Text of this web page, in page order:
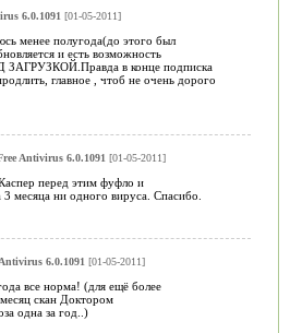
6.0.1091 [01-05-2011]
менее полугода(до этого был
и есть возможность
в конце подписка
главное , чтоб не очень дорого
Antivirus 6.0.1091 [01-05-2011]
перед этим фуфло и
месяца ни одного вируса. Спасибо.
6.0.1091 [01-05-2011]
все норма! (для ещё более
скан Доктором
одна за год..)